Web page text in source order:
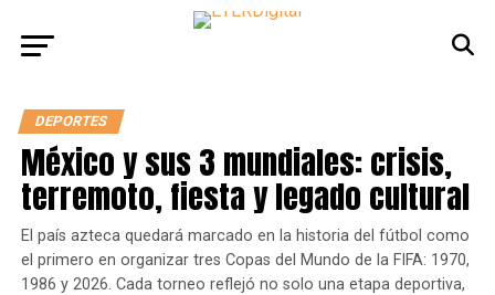
DEPORTES
México y sus 3 mundiales: crisis,
terremoto, fiesta y legado cultural
El país azteca quedará marcado en la historia del fútbol como
el primero en organizar tres Copas del Mundo de la FIFA: 1970,
1986 y 2026. Cada torneo reflejó no solo una etapa deportiva,